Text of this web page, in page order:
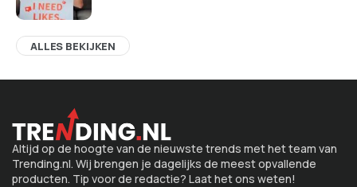
ALLES BEKIJKEN
Altijd op de hoogte van de nieuwste trends met het team van
Trending.nl. Wij brengen je dagelijks de meest opvallende
producten. Tip voor de redactie? Laat het ons weten!